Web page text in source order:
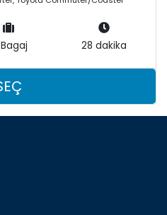
Bagaj 28 dakika